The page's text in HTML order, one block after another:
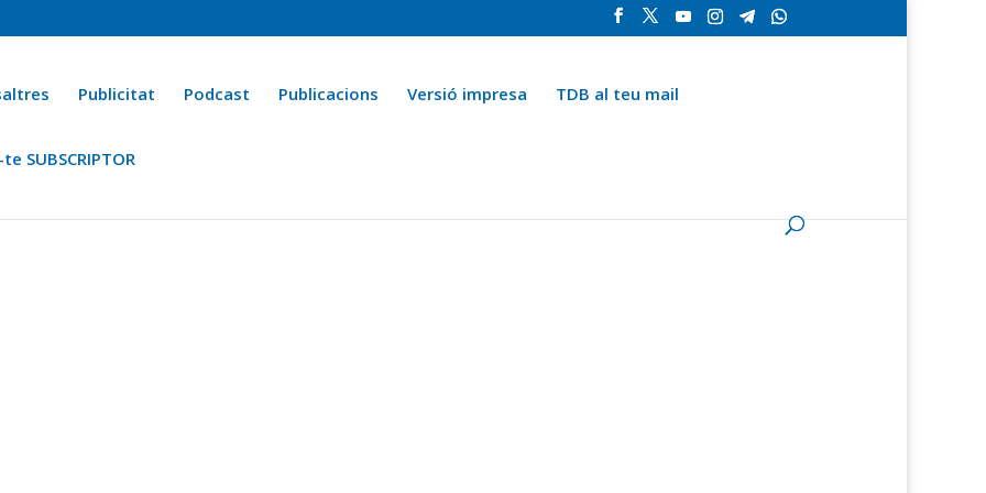
Publicitat Podcast Publicacions Versió impresa TDB al teu mail
SUBSCRIPTOR
Ara fa 25 anys